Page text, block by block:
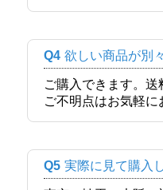
Q4 欲しい商品が別
ご購入できます。
ご不明点はお気軽に
Q5 実際に見て購入